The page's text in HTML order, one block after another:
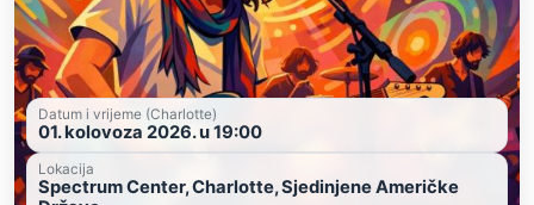
Datum i vrijeme (Charlotte)
01. kolovoza 2026. u 19:00
Lokacija
Spectrum Center, Charlotte, Sjedinjene Američke